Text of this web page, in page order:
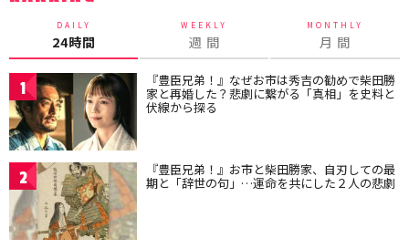
DAILY
24時間
WEEKLY
週 間
MONTHLY
月 間
1 『豊臣兄弟！』なぜお市は秀吉の勧めで柴田勝
家と再婚した？悲劇に繋がる「真相」を史料と
伏線から探る
2 『豊臣兄弟！』お市と柴田勝家、自刃しての最
期と「辞世の句」…運命を共にした２人の悲劇